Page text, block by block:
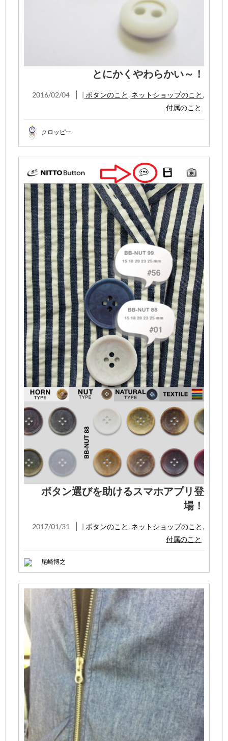
とにかくやわらかい～！
2016/02/04 | ボタンのこと , ネットショップのこと ,
付属のこと
クロッピー
ボタン選びを助けるスマホアプリ登
場！
2017/01/31 | ボタンのこと , ネットショップのこと ,
付属のこと
尾崎博之